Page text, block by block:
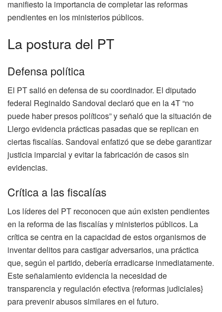
manifiesto la importancia de completar las reformas
pendientes en los ministerios públicos.
La postura del PT
Defensa política
El PT salió en defensa de su coordinador. El diputado
federal Reginaldo Sandoval declaró que en la 4T “no
puede haber presos políticos” y señaló que la situación de
Llergo evidencia prácticas pasadas que se replican en
ciertas fiscalías. Sandoval enfatizó que se debe garantizar
justicia imparcial y evitar la fabricación de casos sin
evidencias.
Crítica a las fiscalías
Los líderes del PT reconocen que aún existen pendientes
en la reforma de las fiscalías y ministerios públicos. La
crítica se centra en la capacidad de estos organismos de
inventar delitos para castigar adversarios, una práctica
que, según el partido, debería erradicarse inmediatamente.
Este señalamiento evidencia la necesidad de
transparencia y regulación efectiva {reformas judiciales}
para prevenir abusos similares en el futuro.